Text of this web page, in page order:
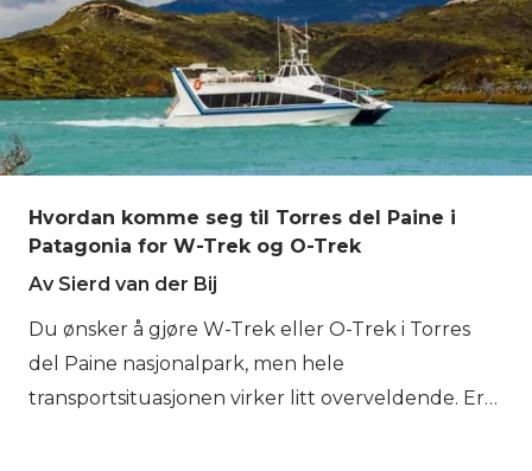
begynner du? Din trekking i Patagonia starter
akkurat her.
Hvordan komme seg til Torres del Paine i
Patagonia for W-Trek og O-Trek
Av Sierd van der Bij
Du ønsker å gjøre W-Trek eller O-Trek i Torres
del Paine nasjonalpark, men hele
transportsituasjonen virker litt overveldende. Er